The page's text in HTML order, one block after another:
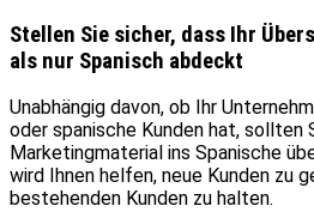
Stellen Sie sicher, dass Ihr
als nur Spanisch abdeckt
Unabhängig davon, ob Ihr
oder spanische Kunden hat, sollten
Marketingmaterial ins Spanische
wird Ihnen helfen, neue Kunden zu
bestehenden Kunden zu halten.